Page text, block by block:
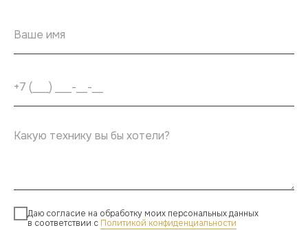
Даю согласие на обработку моих персональных данных
в соответствии с Политикой конфиденциальности